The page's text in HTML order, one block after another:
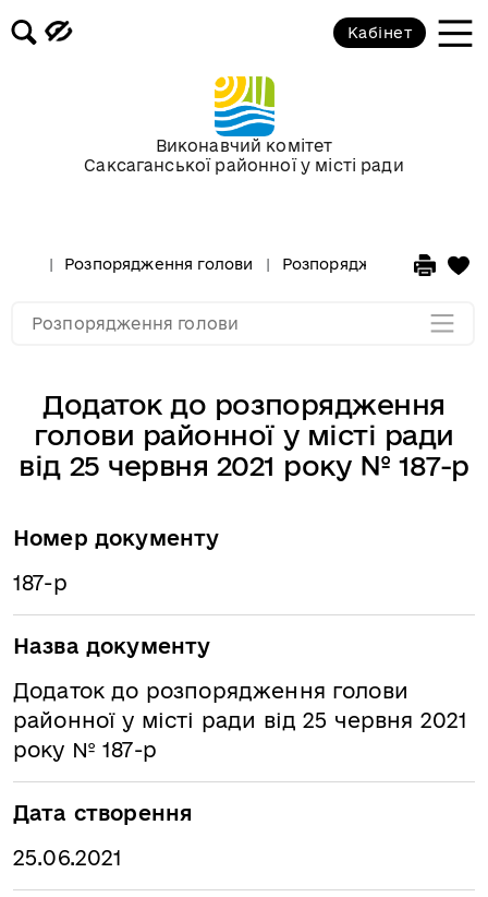
Виконавчий комітет
Саксаганської районної у місті ради
Кабінет
Розпорядження голови Розпорядження голови
Додаток до розпорядження
голови районної у місті ради
від 25 червня 2021 року № 187-р
Номер документу
187-р
Назва документу
Додаток до розпорядження голови
районної у місті ради від 25 червня 2021
року № 187-р
Дата створення
25.06.2021
Розпорядження голови
Розпорядження голови за 2017 рік